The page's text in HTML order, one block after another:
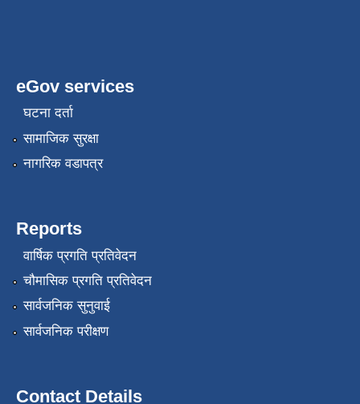
eGov services
घटना दर्ता
सामाजिक सुरक्षा
नागरिक वडापत्र
Reports
वार्षिक प्रगति प्रतिवेदन
चौमासिक प्रगति प्रतिवेदन
सार्वजनिक सुनुवाई
सार्वजनिक परीक्षण
Contact Details